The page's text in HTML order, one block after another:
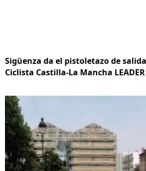
Sigüenza da el pistoletazo de
Ciclista Castilla-La Mancha LEADER